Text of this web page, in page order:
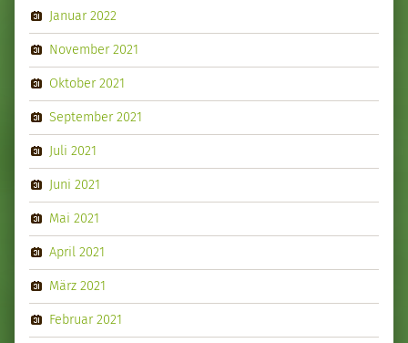
Januar 2022
November 2021
Oktober 2021
September 2021
Juli 2021
Juni 2021
Mai 2021
April 2021
März 2021
Februar 2021